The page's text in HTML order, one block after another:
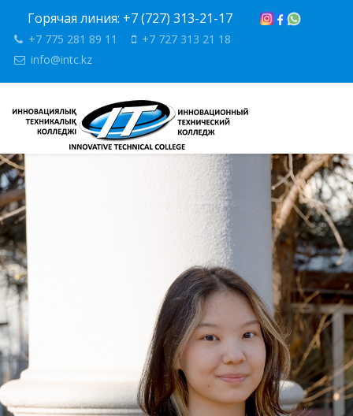
Горячая линия: +7 (727) 313-21-17
+7 775 281 89 11
+7 727 313 21 18
info@intc.kz